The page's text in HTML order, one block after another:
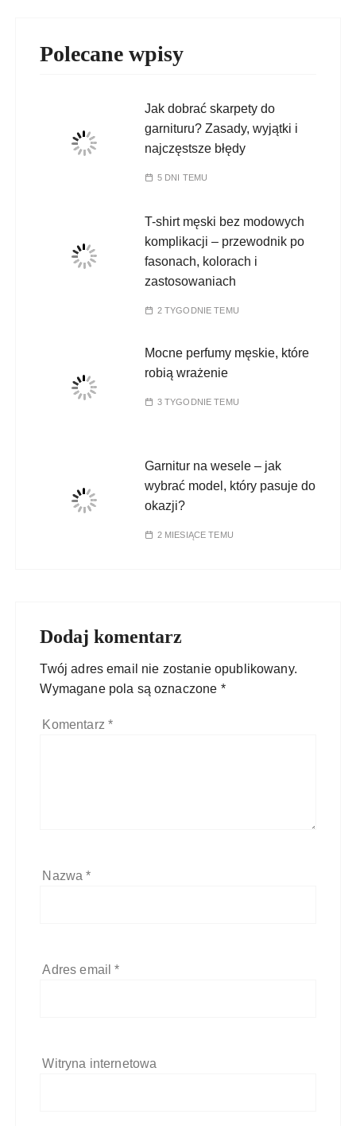
Polecane wpisy
Jak dobrać skarpety do
garnituru? Zasady, wyjątki i
najczęstsze błędy
5 DNI TEMU
T-shirt męski bez modowych
komplikacji – przewodnik po
fasonach, kolorach i
zastosowaniach
2 TYGODNIE TEMU
Mocne perfumy męskie, które
robią wrażenie
3 TYGODNIE TEMU
Garnitur na wesele – jak
wybrać model, który pasuje do
okazji?
2 MIESIĄCE TEMU
Dodaj komentarz
Twój adres email nie zostanie opublikowany.
Wymagane pola są oznaczone *
Komentarz *
Nazwa*
Adres email*
Witryna internetowa